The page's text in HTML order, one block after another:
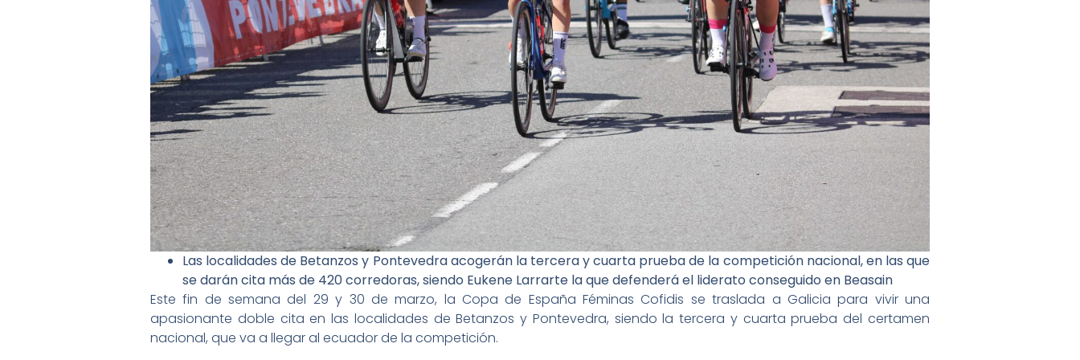
Las localidades de Betanzos y Pontevedra acogerán la tercera y cuarta prueba de la competición nacional, en las que
se darán cita más de 420 corredoras, siendo Eukene Larrarte la que defenderá el liderato conseguido en Beasain
Este fin de semana del 29 y 30 de marzo, la Copa de España Féminas Cofidis se traslada a Galicia para vivir una
apasionante doble cita en las localidades de Betanzos y Pontevedra, siendo la tercera y cuarta prueba del certamen
nacional, que va a llegar al ecuador de la competición.